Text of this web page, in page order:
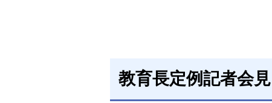
教育長定例記者会